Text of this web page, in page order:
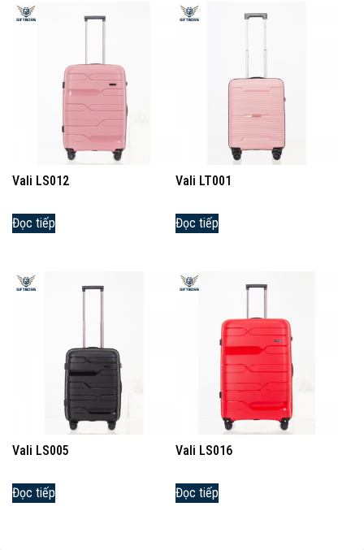
Vali LS012
Đọc tiếp
Vali LT001
Đọc tiếp
Vali LS005
Đọc tiếp
Vali LS016
Đọc tiếp